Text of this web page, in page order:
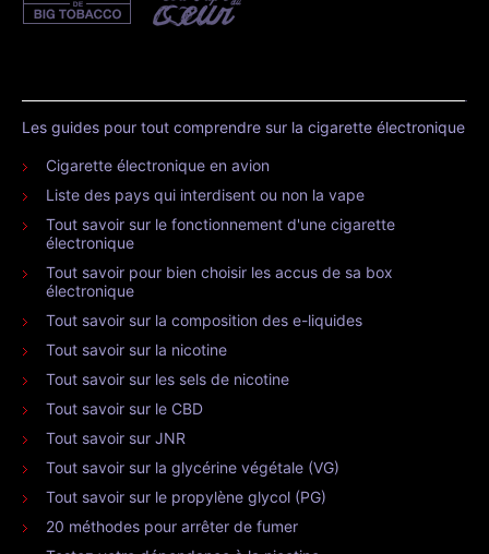
Les guides pour tout comprendre sur la cigarette électronique
Cigarette électronique en avion
Liste des pays qui interdisent ou non la vape
Tout savoir sur le fonctionnement d'une cigarette
électronique
Tout savoir pour bien choisir les accus de sa box
électronique
Tout savoir sur la composition des e-liquides
Tout savoir sur la nicotine
Tout savoir sur les sels de nicotine
Tout savoir sur le CBD
Tout savoir sur JNR
Tout savoir sur la glycérine végétale (VG)
Tout savoir sur le propylène glycol (PG)
20 méthodes pour arrêter de fumer